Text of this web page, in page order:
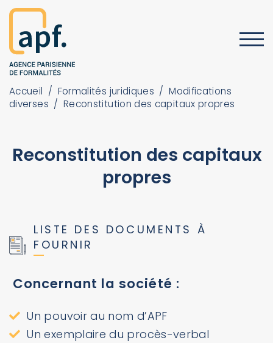
Accueil / Formalités juridiques / Modifications
diverses / Reconstitution des capitaux propres
Reconstitution des capitaux
propres
LISTE DES DOCUMENTS À
FOURNIR
Concernant la société :
Un pouvoir au nom d’APF
Un exemplaire du procès-verbal